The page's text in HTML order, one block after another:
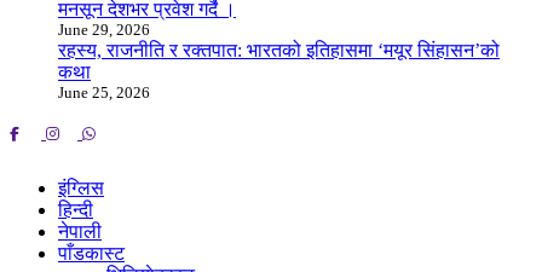
मनसून देशभर प्रवेश गर्दै ।
June 29, 2026
रहस्य, राजनीति र रक्तपात: भारतको इतिहासमा ‘मयूर सिंहासन’को
कथा
June 25, 2026
इंग्लिस
हिन्दी
नेपाली
पाँडकास्ट